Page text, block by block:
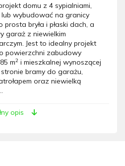
domu z 4 sypialniami,
wybudować na granicy
prosta bryła i płaski dach, a
garaż z niewielkim
Jest to idealny projekt
powierzchni zabudowy
m2 i mieszkalnej wynoszącej
bramy do garażu,
oraz niewielką
opis